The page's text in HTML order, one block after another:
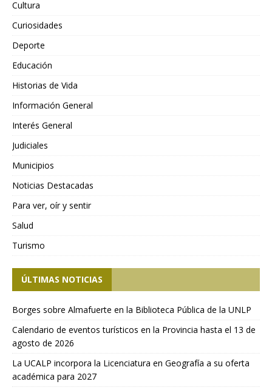
Cultura
Curiosidades
Deporte
Educación
Historias de Vida
Información General
Interés General
Judiciales
Municipios
Noticias Destacadas
Para ver, oír y sentir
Salud
Turismo
ÚLTIMAS NOTICIAS
Borges sobre Almafuerte en la Biblioteca Pública de la UNLP
Calendario de eventos turísticos en la Provincia hasta el 13 de
agosto de 2026
La UCALP incorpora la Licenciatura en Geografía a su oferta
académica para 2027